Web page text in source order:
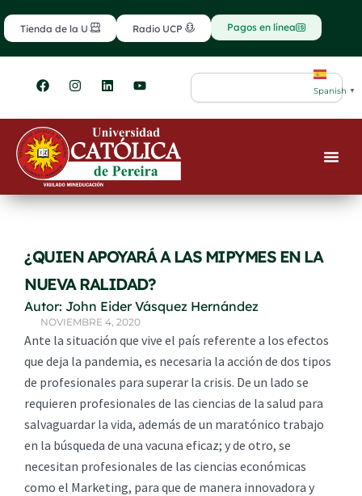
al
contenido
Tienda de la U Radio UCP Pagos en línea
F
a
e
b
o
o
k
I
n
t
g
r
m
L
i
k
e
d
i
n
Y
o
t
u
b
e
Search
Spanish ▼
¿QUIEN APOYARÁ A LAS MIPYMES EN LA
NUEVA RALIDAD?
Autor: John Eider Vásquez Hernández
NOVIEMBRE 4, 2020
Ante la situación que vive el país referente a los efectos
que deja la pandemia, es necesaria la acción de dos tipos
de profesionales para superar la crisis. De un lado se
requieren profesionales de las ciencias de la salud para
salvaguardar la vida, además de un maratónico trabajo
en la búsqueda de una vacuna eficaz; y de otro, se
necesitan profesionales de las ciencias económicas
como el Marketing, para que de manera innovadora y